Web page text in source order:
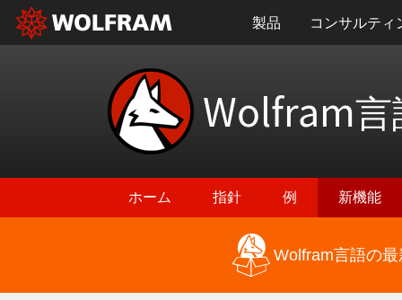
製品 コンサルティ
Wolfram言
ホーム 指針 例 新機能
Wolfram言語の